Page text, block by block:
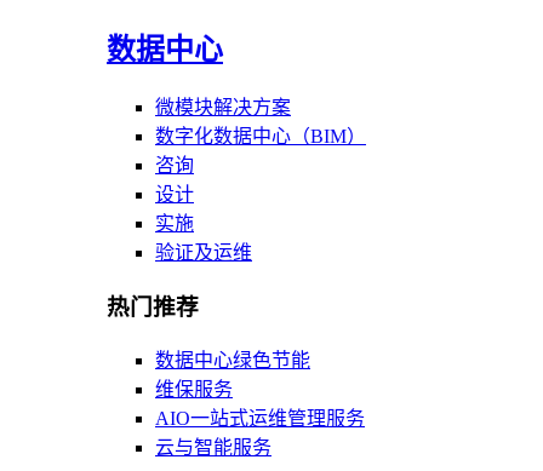
数据中心
微模块解决方案
数字化数据中心（BIM）
咨询
设计
实施
验证及运维
热门推荐
数据中心绿色节能
维保服务
AIO一站式运维管理服务
云与智能服务